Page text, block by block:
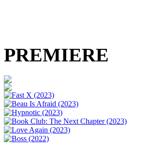
PREMIERE